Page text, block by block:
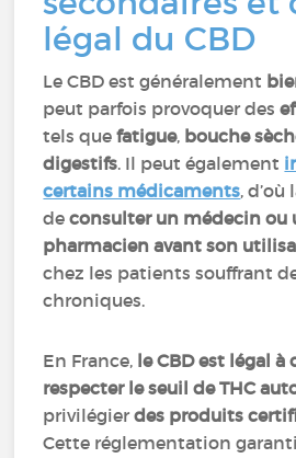
légal du CBD
Le CBD est généralement
peut parfois provoquer des
tels quefatigue, bouche
digestifs. Il peut également
certains médicaments, d’où
deconsulter un médecin ou
pharmacien avant son
chez les patients souffrant
chroniques.
En France, le CBD est légal
respecter le seuil de THC
privilégierdes produits
Cette réglementation